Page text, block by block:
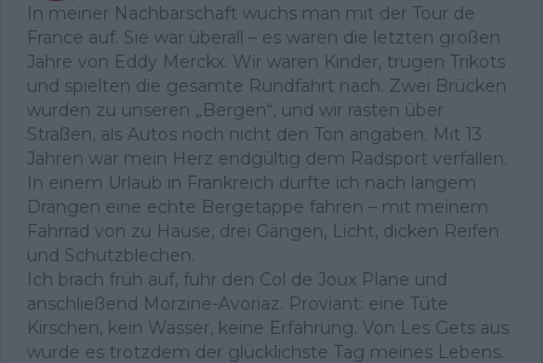
In meiner Nachbarschaft wuchs man mit der Tour de
France auf. Sie war überall – es waren die letzten großen
Jahre von Eddy Merckx. Wir waren Kinder, trugen Trikots
und spielten die gesamte Rundfahrt nach. Zwei Brücken
wurden zu unseren „Bergen“, und wir rasten über
Straßen, als Autos noch nicht den Ton angaben. Mit 13
Jahren war mein Herz endgültig dem Radsport verfallen.
In einem Urlaub in Frankreich durfte ich nach langem
Drängen eine echte Bergetappe fahren – mit meinem
Fahrrad von zu Hause, drei Gängen, Licht, dicken Reifen
und Schutzblechen.
Ich brach früh auf, fuhr den Col de Joux Plane und
anschließend Morzine-Avoriaz. Proviant: eine Tüte
Kirschen, kein Wasser, keine Erfahrung. Von Les Gets aus
wurde es trotzdem der glücklichste Tag meines Lebens.